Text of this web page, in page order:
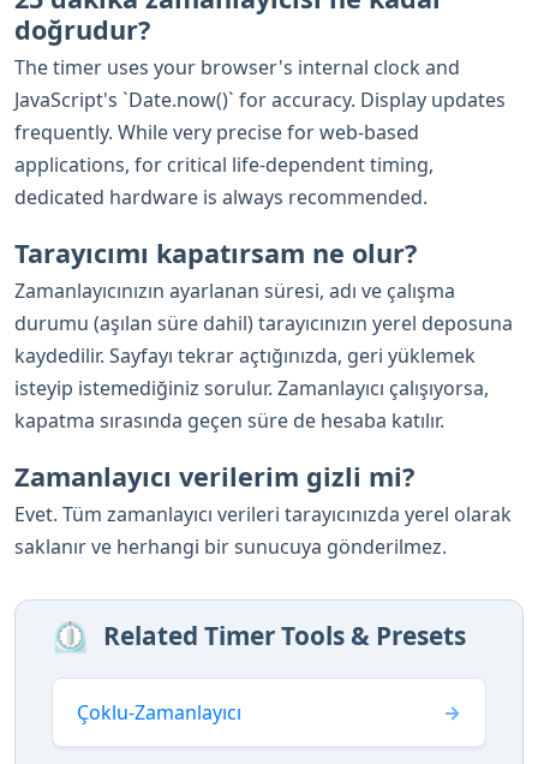
doğrudur?
The timer uses your browser's internal clock and
JavaScript's `Date.now()` for accuracy. Display updates
frequently. While very precise for web-based
applications, for critical life-dependent timing,
dedicated hardware is always recommended.
Tarayıcımı kapatırsam ne olur?
Zamanlayıcınızın ayarlanan süresi, adı ve çalışma
durumu (aşılan süre dahil) tarayıcınızın yerel deposuna
kaydedilir. Sayfayı tekrar açtığınızda, geri yüklemek
isteyip istemediğiniz sorulur. Zamanlayıcı çalışıyorsa,
kapatma sırasında geçen süre de hesaba katılır.
Zamanlayıcı verilerim gizli mi?
Evet. Tüm zamanlayıcı verileri tarayıcınızda yerel olarak
saklanır ve herhangi bir sunucuya gönderilmez.
⏲️ Related Timer Tools & Presets
Çoklu-Zamanlayıcı